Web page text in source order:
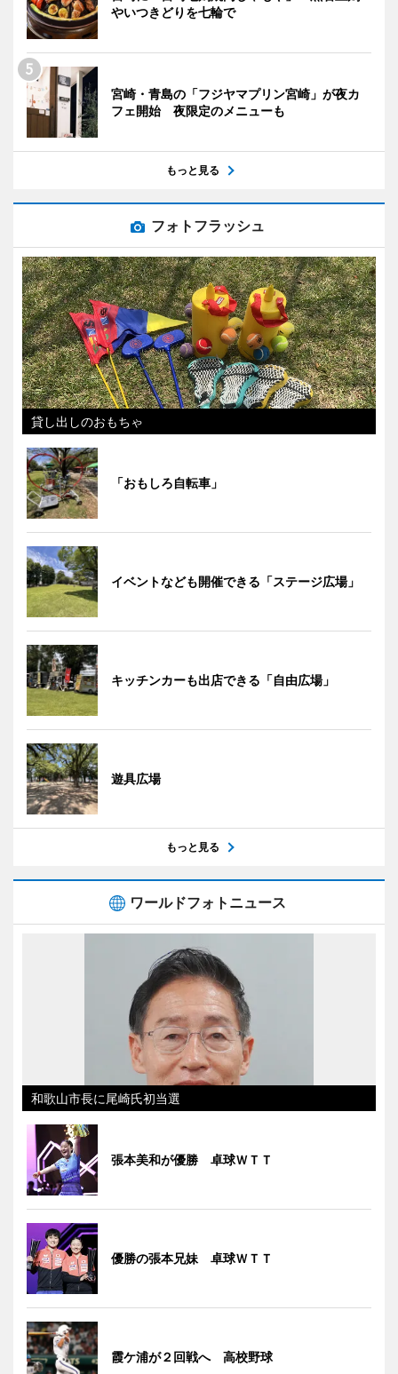
やいつきどりを七輪で
宮崎・青島の「フジヤマプリン宮崎」が夜カ
フェ開始 夜限定のメニューも
もっと見る
フォトフラッシュ
貸し出しのおもちゃ
「おもしろ自転車」
イベントなども開催できる「ステージ広場」
キッチンカーも出店できる「自由広場」
遊具広場
もっと見る
ワールドフォトニュース
和歌山市長に尾崎氏初当選
張本美和が優勝 卓球ＷＴＴ
優勝の張本兄妹 卓球ＷＴＴ
霞ケ浦が２回戦へ 高校野球